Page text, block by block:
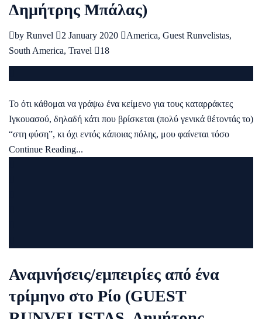
Δημήτρης Μπάλας)
by Runvel 2 January 2020 America, Guest Runvelistas,
South America, Travel 18
Το ότι κάθομαι να γράψω ένα κείμενο για τους καταρράκτες
Ιγκουασού, δηλαδή κάτι που βρίσκεται (πολύ γενικά θέτοντάς το)
“στη φύση”, κι όχι εντός κάποιας πόλης, μου φαίνεται τόσο
Continue Reading...
Αναμνήσεις/εμπειρίες από ένα
τρίμηνο στο Ρίο (GUEST